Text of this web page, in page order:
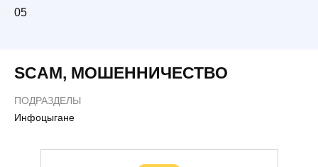
05
SCAM, МОШЕННИЧЕСТВО
ПОДРАЗДЕЛЫ
Инфоцыгане